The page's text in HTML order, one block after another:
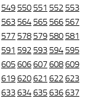
549 550 551 552 553
563 564 565 566 567
577 578 579 580 581
591 592 593 594 595
605606607608609
619620621 622623
633634635636637